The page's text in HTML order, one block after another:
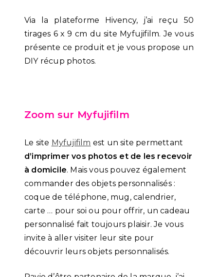
Via la plateforme Hivency, j’ai reçu 50
tirages 6 x 9 cm du site Myfujifilm. Je vous
présente ce produit et je vous propose un
DIY récup photos.
Zoom sur Myfujifilm
Le site Myfujifilm est un site permettant
d’imprimer vos photos et de les recevoir
à domicile. Mais vous pouvez également
commander des objets personnalisés :
coque de téléphone, mug, calendrier,
carte … pour soi ou pour offrir, un cadeau
personnalisé fait toujours plaisir. Je vous
invite à aller visiter leur site pour
découvrir leurs objets personnalisés.